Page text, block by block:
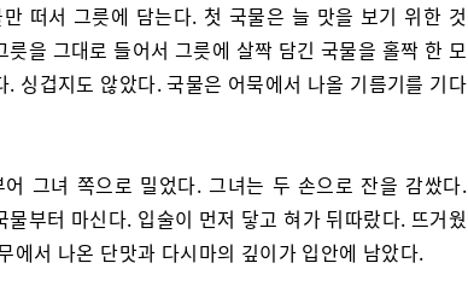
떠서 그릇에 담는다. 첫 국물은 늘 맛을 보기 위한 것
릇을 그대로 들어서 그릇에 살짝 담긴 국물을 홀짝 한 모
싱겁지도 않았다. 국물은 어묵에서 나올 기름기를 기다
그녀 쪽으로 밀었다. 그녀는 두 손으로 잔을 감쌌다.
부터 마신다. 입술이 먼저 닿고 혀가 뒤따랐다. 뜨거웠
에서 나온 단맛과 다시마의 깊이가 입안에 남았다.